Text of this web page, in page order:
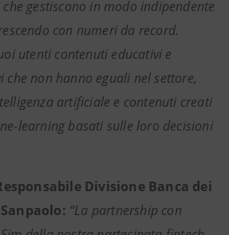
gestiscono in modo indipendente
con numeri da record.
utenti contenuti educativi e
non hanno eguali nel settore,
artificiale e contenuti creati
learning basati sulle loro decisioni
Divisione Banca dei
“La partnership con